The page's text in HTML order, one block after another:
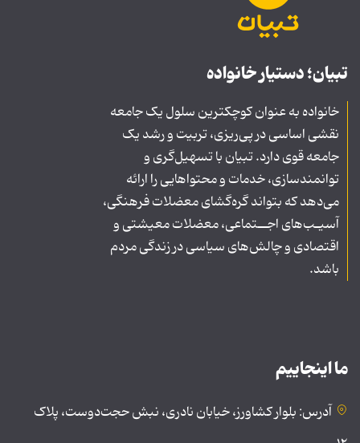
تبیان؛ دستیار خانواده
خانواده به عنوان کوچکترین سلول یک جامعه
نقشی اساسی در پی‌ریزی، تربیت و رشد یک
جامعه قوی دارد. تبیان با تسهیل‌گری و
توانمندسازی، خدمات و محتواهایی را ارائه
می‌دهد که بتواند گره‌گشای معضلات فرهنگی،
آسیـب‌های اجــتماعی، معضلات معیشتی و
اقتصادی و چالش‌های سیاسی در زندگی مردم
باشد.
ما اینجاییم
آدرس: بلوار کشاورز، خیابان نادری، نبش حجت‌دوست، پلاک